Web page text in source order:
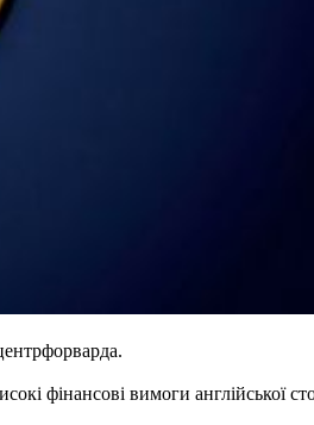
фінансові вимоги англійської